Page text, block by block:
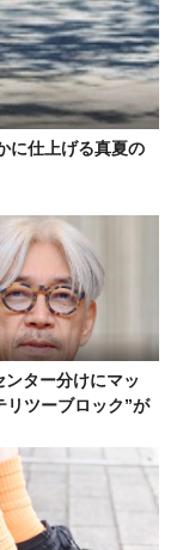
に仕上げる真夏の
ンター分けにマッ
リツーブロック”が